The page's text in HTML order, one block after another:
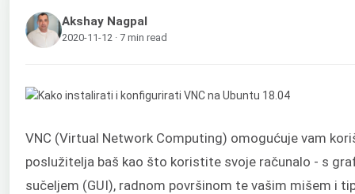
Akshay Nagpal
2020-11-12 · 7 min read
VNC (Virtual Network Computing) omogućuje vam
poslužitelja baš kao što koristite svoje računalo - s
sučeljem (GUI), radnom površinom te vašim mišem i